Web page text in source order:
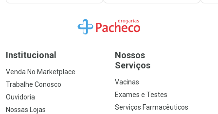
Ir para a Home
Institucional
Venda No Marketplace
Trabalhe Conosco
Ouvidoria
Nossas Lojas
Nossos
Serviços
Vacinas
Exames e Testes
Serviços Farmacêuticos